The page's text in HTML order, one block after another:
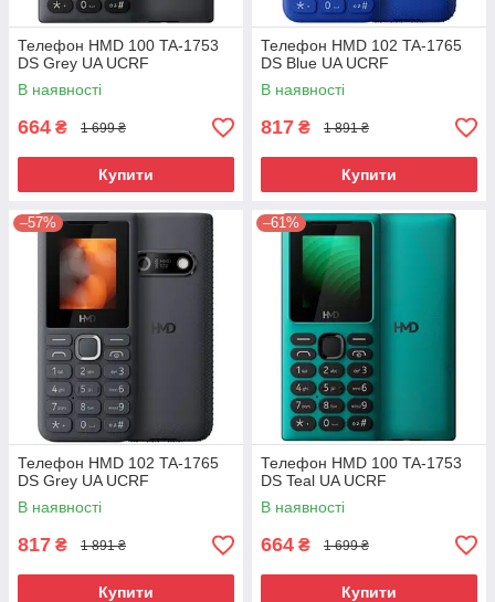
Телефон HMD 100 TA-1753
DS Grey UA UCRF
В наявності
664 ₴ 1 699 ₴
Купити
Телефон HMD 102 TA-1765
DS Blue UA UCRF
В наявності
817 ₴ 1 891 ₴
Купити
–57%
Телефон HMD 102 TA-1765
DS Grey UA UCRF
В наявності
817 ₴ 1 891 ₴
Купити
–61%
Телефон HMD 100 TA-1753
DS Teal UA UCRF
В наявності
664 ₴ 1 699 ₴
Купити